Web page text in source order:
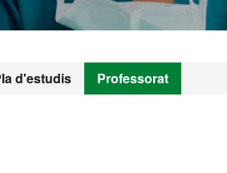
d'estudis Professorat